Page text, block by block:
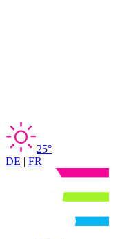
25°
DE | FR